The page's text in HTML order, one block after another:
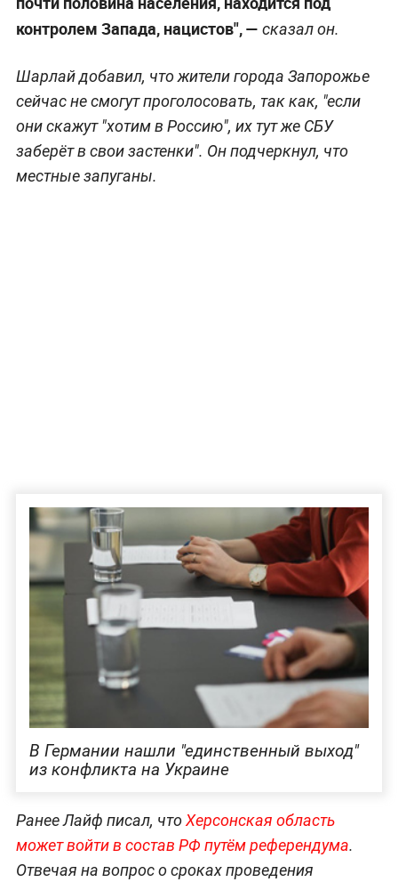
контролем Запада, нацистов", — сказал он.
Шарлай добавил, что жители города Запорожье
сейчас не смогут проголосовать, так как, "если
они скажут "хотим в Россию", их тут же СБУ
заберёт в свои застенки". Он подчеркнул, что
местные запуганы.
В Германии нашли "единственный выход"
из конфликта на Украине
Ранее Лайф писал, чтоХерсонская область
может войти в состав РФ путём референдума.
Отвечая на вопрос о сроках проведения